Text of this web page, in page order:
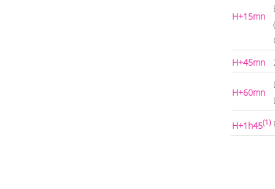
H+15mn
H+45mn
H+60mn
H+1h45(1)